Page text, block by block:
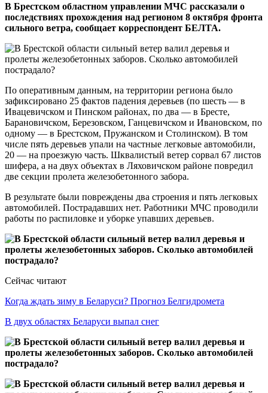
В Брестском областном управлении МЧС рассказали о
последствиях прохождения над регионом 8 октября фронта
сильного ветра, сообщает корреспондент БЕЛТА.
По оперативным данным, на территории региона было
зафиксировано 25 фактов падения деревьев (по шесть — в
Ивацевичском и Пинском районах, по два — в Бресте,
Барановичском, Березовском, Ганцевичском и Ивановском, по
одному — в Брестском, Пружанском и Столинском). В том
числе пять деревьев упали на частные легковые автомобили,
20 — на проезжую часть. Шквалистый ветер сорвал 67 листов
шифера, а на двух объектах в Ляховичском районе повредил
две секции пролета железобетонного забора.
В результате были повреждены два строения и пять легковых
автомобилей. Пострадавших нет. Работники МЧС проводили
работы по распиловке и уборке упавших деревьев.
Сейчас читают
Когда ждать зиму в Беларуси? Прогноз Белгидромета
В двух областях Беларуси выпал снег